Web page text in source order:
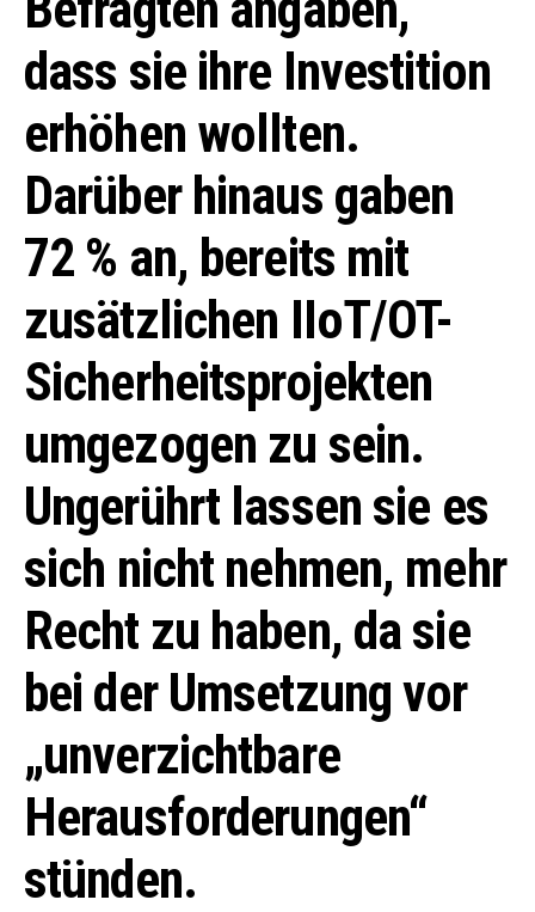
dass sie ihre Investition
erhöhen wollten.
Darüber hinaus gaben
72 % an, bereits mit
zusätzlichen IIoT/OT-
Sicherheitsprojekten
umgezogen zu sein.
Ungerührt lassen sie es
sich nicht nehmen, mehr
Recht zu haben, da sie
bei der Umsetzung vor
„unverzichtbare
Herausforderungen“
stünden.